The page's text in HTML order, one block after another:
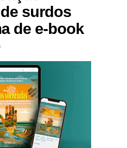
surdos
de e-book